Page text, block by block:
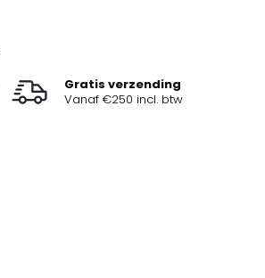
Gratis verzending
Vanaf €250 incl. btw